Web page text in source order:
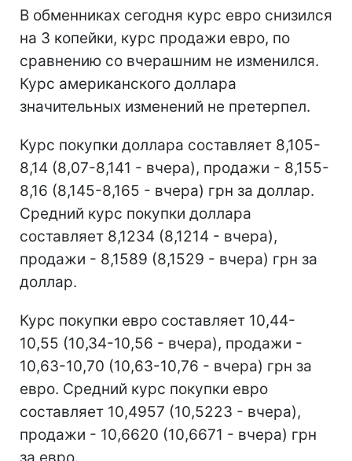
В обменниках сегодня курс евро снизился
на 3 копейки, курс продажи евро, по
сравнению со вчерашним не изменился.
Курс американского доллара
значительных изменений не претерпел.
Курс покупки доллара составляет 8,105-
8,14 (8,07-8,141 - вчера), продажи - 8,155-
8,16 (8,145-8,165 - вчера) грн за доллар.
Средний курс покупки доллара
составляет 8,1234 (8,1214 - вчера),
продажи - 8,1589 (8,1529 - вчера) грн за
доллар.
Курс покупки евро составляет 10,44-
10,55 (10,34-10,56 - вчера), продажи -
10,63-10,70 (10,63-10,76 - вчера) грн за
евро. Средний курс покупки евро
составляет 10,4957 (10,5223 - вчера),
продажи - 10,6620 (10,6671 - вчера) грн
за евро.